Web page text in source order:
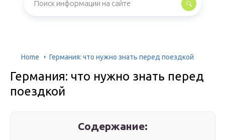
Home Германия: что нужно знать перед поездкой
Германия: что нужно знать перед
поездкой
Содержание: